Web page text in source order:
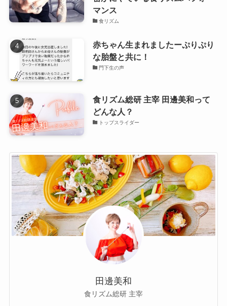
マンス
食リズム
赤ちゃん生まれましたーぷりぷり
な胎盤と共に！
門下生の声
食リズム総研 主宰 田邊美和って
どんな人？
トップスライダー
田邊美和
食リズム総研 主宰